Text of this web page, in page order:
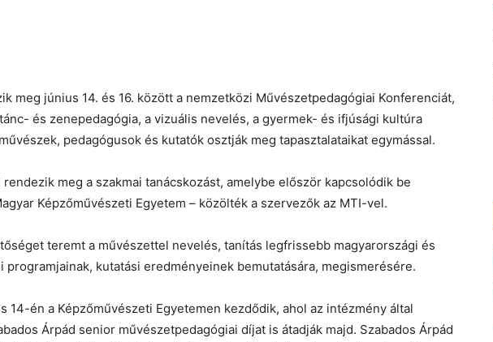
meg június 14. és 16. között a nemzetközi Művészetpedagógiai Konferenciát,
és zenepedagógia, a vizuális nevelés, a gyermek- és ifjúsági kultúra
pedagógusok és kutatók osztják meg tapasztalataikat egymással.
rendezik meg a szakmai tanácskozást, amelybe először kapcsolódik be
Képzőművészeti Egyetem – közölték a szervezők az MTI-vel.
teremt a művészettel nevelés, tanítás legfrissebb magyarországi és
programjainak, kutatási eredményeinek bemutatására, megismerésére.
14-én a Képzőművészeti Egyetemen kezdődik, ahol az intézmény által
Árpád senior művészetpedagógiai díjat is átadják majd. Szabados Árpád